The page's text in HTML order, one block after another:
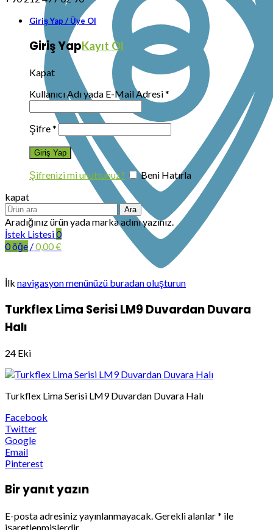
Giriş Yap / Üye Ol
Giriş YapKayıt Ol
Kapat
Kullanıcı Adı yada E-Mail Adresi*
Şifre*
Şifrenizi mi unuttunuz?
Beni Hatırla
kapat
Ara
Aradığınız ürün yada marka adını yazınız.
İstek Listesi0
0öğe /0,00€
İlk navigasyon menünüzü buradan oluşturun
Turkflex Lima Serisi LM9 Duvardan Duvara
Halı
24 Eki
Turkflex Lima Serisi LM9 Duvardan Duvara Halı
Facebook
Twitter
Google
Email
Pinterest
Bir yanıt yazın
E-posta adresiniz yayınlanmayacak. Gerekli alanlar* ile
işaretlenmişlerdir